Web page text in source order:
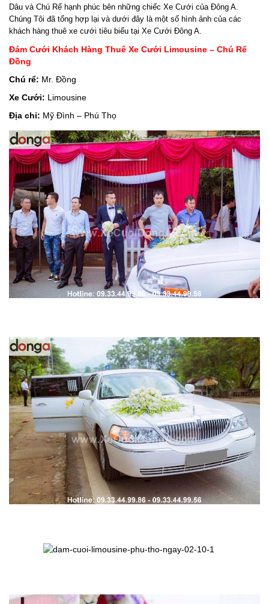
Dâu và Chú Rể hạnh phúc bên những chiếc Xe Cưới của Đông A.
Chúng Tôi đã tổng hợp lại và dưới đây là một số hình ảnh của các
khách hàng thuê xe cưới tiêu biểu tại Xe Cưới Đông A.
Đám Cưới Khách Hàng Thuê Xe Cưới Limousine – Chú Rể
Đồng
Chú rể: Mr. Đồng
Xe Cưới: Limousine
Địa chỉ: Mỹ Đình – Phú Thọ